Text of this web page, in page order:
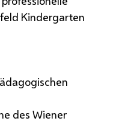
Kindergarten
des Wiener